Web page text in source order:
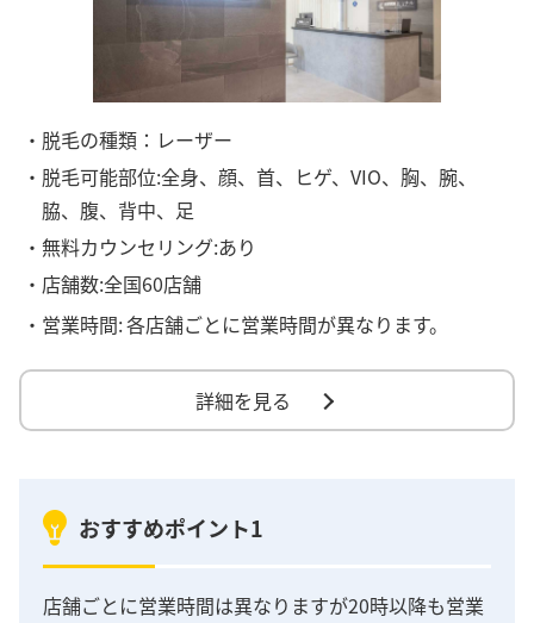
・脱毛の種類：レーザー
・脱毛可能部位:全身、顔、首、ヒゲ、VIO、胸、腕、
脇、腹、背中、足
・無料カウンセリング:あり
・店舗数:全国60店舗
・営業時間:各店舗ごとに営業時間が異なります。
詳細を見る
おすすめポイント1
店舗ごとに営業時間は異なりますが20時以降も営業